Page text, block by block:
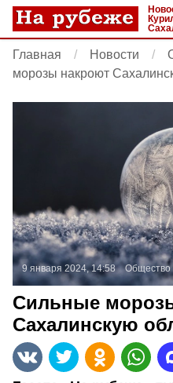
Главная Новости
морозы накроют
9 января 2024, 14:58 Общество
Сильные
Сахалинскую